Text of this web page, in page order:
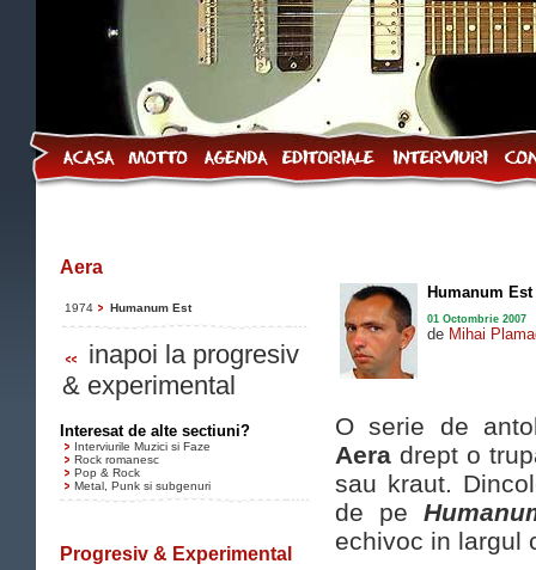
Aera
1974 Humanum Est
inapoi la progresiv
& experimental
Interesat de alte sectiuni?
Interviurile Muzici si Faze
Rock romanesc
Pop & Rock
Metal, Punk si subgenuri
Progresiv & Experimental
Humanum Est
01 Octombrie 2007
de Mihai
O serie de
Aera drept o
sau kraut.
de pe
echivoc in